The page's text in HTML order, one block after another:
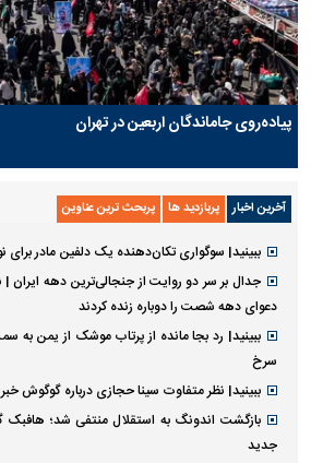
پیاده‌روی جاماندگان اربعین در تهران
آخرین اخبار پربازدید ها پربحث ترین عناوین
ببینید| سوگواری تکان‌دهنده یک دلفین مادر برای
جدال بر سر دو روایت از جنجالی‌ترین دهه ایران
دعوای دهه شصت را دوباره زنده کردند
ببینید| رد بجا مانده از پرتاب موشک از یمن به
سرخ
ببینید| نظر متفاوت سینا حجازی درباره گوگوش
بازگشت اندونگ به استقلال منتفی شد؛ هافبک
جدید